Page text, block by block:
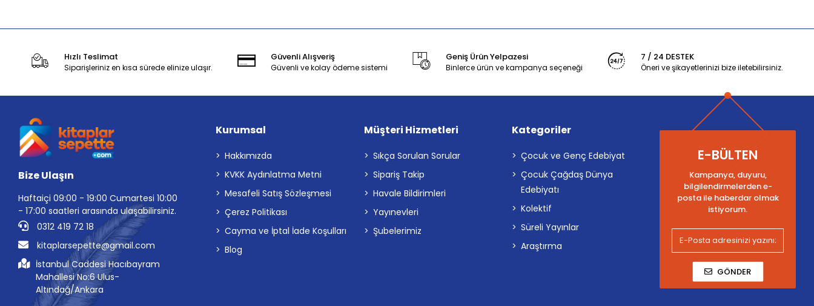
Hızlı Teslimat
Siparişleriniz en kısa sürede elinize ulaşır.
Güvenli Alışveriş
Güvenli ve kolay ödeme sistemi
Geniş Ürün Yelpazesi
Binlerce ürün ve kampanya seçeneği
7 / 24 DESTEK
Öneri ve şikayetlerinizi bize iletebilirsiniz.
Bize Ulaşın
Haftaiçi 09:00 - 19:00 Cumartesi 10:00
- 17:00 saatleri arasında ulaşabilirsiniz.
0312 419 72 18
kitaplarsepette@gmail.com
İstanbul Caddesi Hacıbayram
Mahallesi No:6 Ulus-
Altındağ/Ankara
Kurumsal
Hakkımızda
KVKK Aydınlatma Metni
Mesafeli Satış Sözleşmesi
Çerez Politikası
Cayma ve İptal İade Koşulları
Blog
Müşteri Hizmetleri
Sıkça Sorulan Sorular
Sipariş Takip
Havale Bildirimleri
Yayınevleri
Şubelerimiz
Kategoriler
Çocuk ve Genç Edebiyat
Çocuk Çağdaş Dünya
Edebiyatı
Kolektif
Süreli Yayınlar
Araştırma
E-BÜLTEN
Kampanya, duyuru,
bilgilendirmelerden e-
posta ile haberdar olmak
istiyorum.
GÖNDER